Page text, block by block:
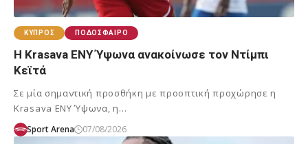
ΚΎΠΡΟΣ ΠΟΔΌΣΦΑΙΡΟ
Η Krasava ΕΝΥ Ύψωνα ανακοίνωσε τον Ντίμπι
Κεϊτά
Σε μία σημαντική προσθήκη με προοπτική προχώρησε η
Krasava ΕΝΥ Ύψωνα, η…
Sport Arena 07/08/2026